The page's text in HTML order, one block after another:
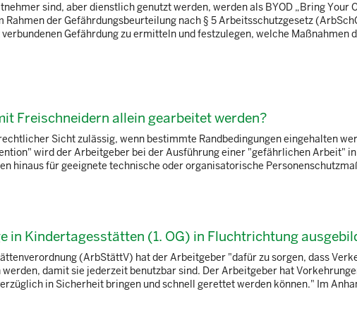
sind, aber dienstlich genutzt werden, werden als BYOD „Bring Your
Rahmen der Gefährdungsbeurteilung nach § 5 Arbeitsschutzgesetz
Gefährdung zu ermitteln und festzulegen, welche Maßnahmen
Freischneidern allein gearbeitet werden?
Sicht zulässig, wenn bestimmte Randbedingungen eingehalten
wird der Arbeitgeber bei der Ausführung einer "gefährlichen Arbeit"
hinaus für geeignete technische oder organisatorische
in Kindertagesstätten (1. OG) in Fluchtrichtung
(ArbStättV) hat der Arbeitgeber "dafür zu sorgen, dass
damit sie jederzeit benutzbar sind. Der Arbeitgeber hat
in Sicherheit bringen und schnell gerettet werden können." Im